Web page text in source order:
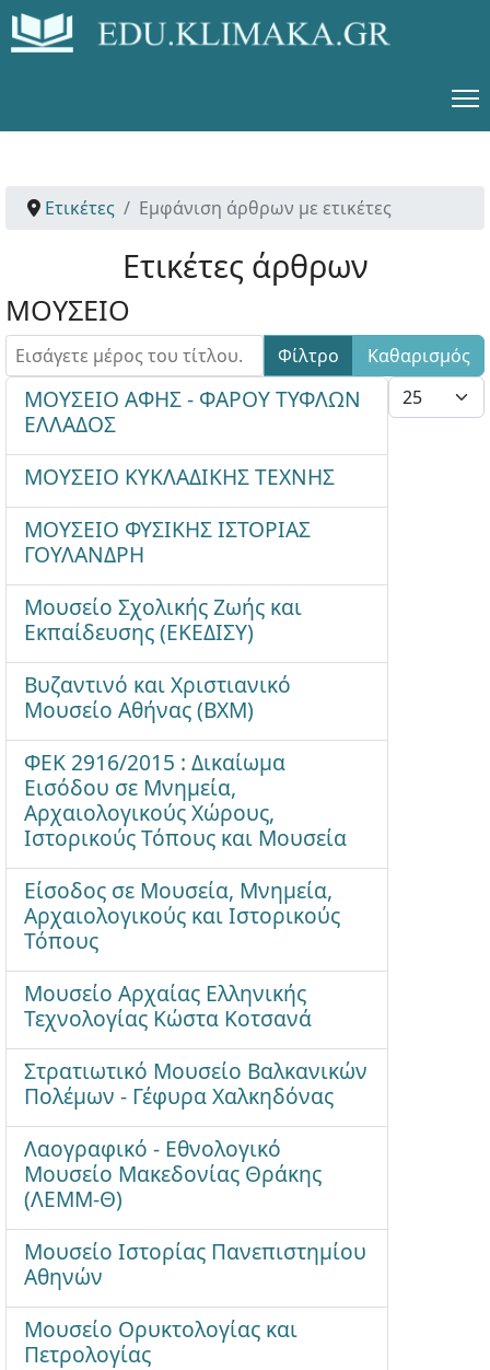
Ετικέτες Εμφάνιση άρθρων με ετικέτες
Ετικέτες άρθρων
ΜΟΥΣΕΙΟ
Εισάγετε μέρος του τίτλου. Φίλτρο
Καθαρισμός
Εμφάνιση #
ΜΟΥΣΕΙΟ ΑΦΗΣ - ΦΑΡΟΥ ΤΥΦΛΩΝ
ΕΛΛΑΔΟΣ
ΜΟΥΣΕΙΟ ΚΥΚΛΑΔΙΚΗΣ ΤΕΧΝΗΣ
ΜΟΥΣΕΙΟ ΦΥΣΙΚΗΣ ΙΣΤΟΡΙΑΣ
ΓΟΥΛΑΝΔΡΗ
Μουσείο Σχολικής Ζωής και
Εκπαίδευσης (ΕΚΕΔΙΣΥ)
Βυζαντινό και Χριστιανικό
Μουσείο Αθήνας (ΒΧΜ)
ΦΕΚ 2916/2015 : Δικαίωμα
Εισόδου σε Μνημεία,
Αρχαιολογικούς Χώρους,
Ιστορικούς Τόπους και Μουσεία
Είσοδος σε Μουσεία, Μνημεία,
Αρχαιολογικούς και Ιστορικούς
Τόπους
Μουσείο Αρχαίας Ελληνικής
Τεχνολογίας Κώστα Κοτσανά
Στρατιωτικό Μουσείο Βαλκανικών
Πολέμων - Γέφυρα Χαλκηδόνας
Λαογραφικό - Εθνολογικό
Μουσείο Μακεδονίας Θράκης
(ΛΕΜΜ-Θ)
Μουσείο Ιστορίας Πανεπιστημίου
Αθηνών
Μουσείο Ορυκτολογίας και
Πετρολογίας